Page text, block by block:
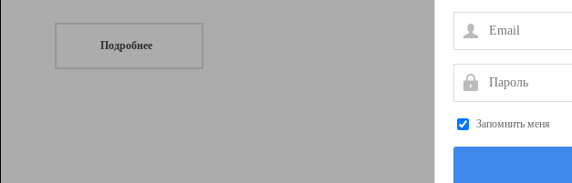
Подробнее
Email
Пароль
Запомнить меня